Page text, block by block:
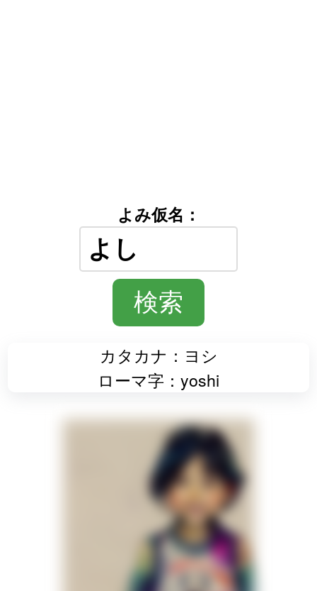
よみ仮名：
カタカナ：ヨシ
ローマ字：yoshi